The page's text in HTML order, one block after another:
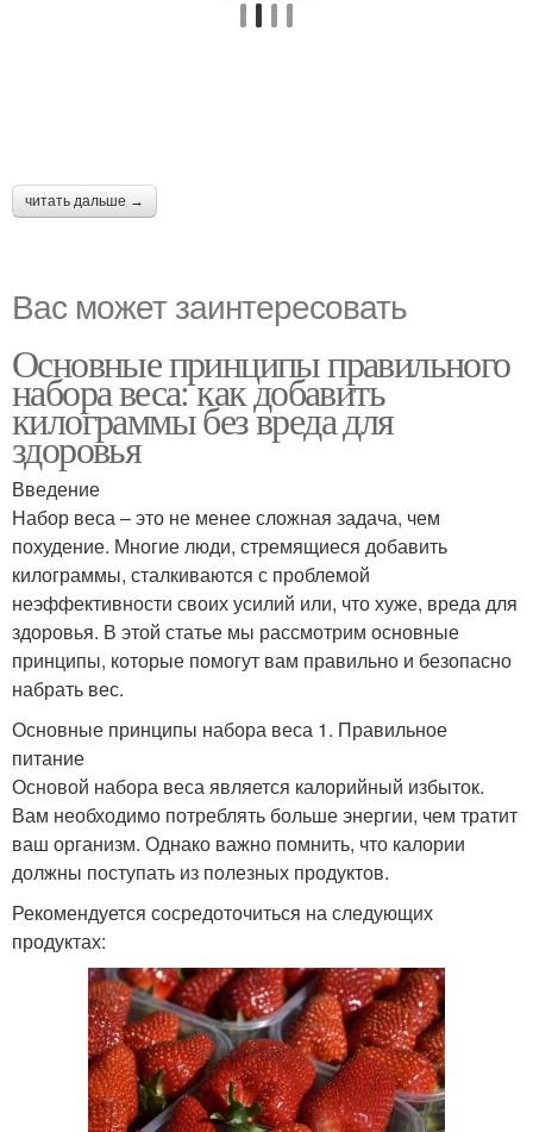
читать дальше →
Вас может заинтересовать
Основные принципы правильного
набора веса: как добавить
килограммы без вреда для
здоровья
Введение
Набор веса – это не менее сложная задача, чем
похудение. Многие люди, стремящиеся добавить
килограммы, сталкиваются с проблемой
неэффективности своих усилий или, что хуже, вреда для
здоровья. В этой статье мы рассмотрим основные
принципы, которые помогут вам правильно и безопасно
набрать вес.
Основные принципы набора веса 1. Правильное
питание
Основой набора веса является калорийный избыток.
Вам необходимо потреблять больше энергии, чем тратит
ваш организм. Однако важно помнить, что калории
должны поступать из полезных продуктов.
Рекомендуется сосредоточиться на следующих
продуктах: